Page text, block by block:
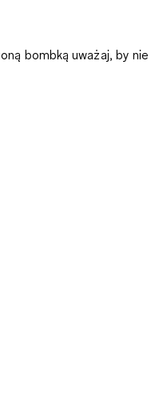
bombką uważaj, by nie